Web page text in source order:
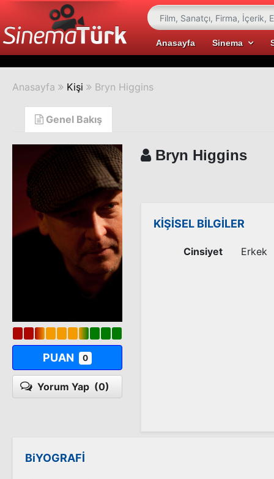
Anasayfa Sinema
Anasayfa Kişi Bryn Higgins
Genel Bakış
PUAN 0
Yorum Yap (0)
Bryn Higgins
KİŞİSEL BİLGİLER
Cinsiyet Erkek
BiYOGRAFİ